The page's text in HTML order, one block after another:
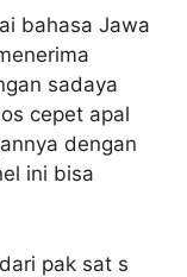
bahasa Jawa
sadaya
cepet apal
dengan
ini bisa
pak sat s